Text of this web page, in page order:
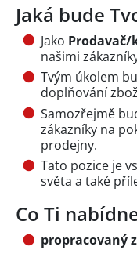
Jaká bude
Jako
našimi
Tvým úkolem
doplňování
Samozřejmě
zákazníky na
prodejny.
Tato pozice je
světa a také
Co Ti
propracovaný